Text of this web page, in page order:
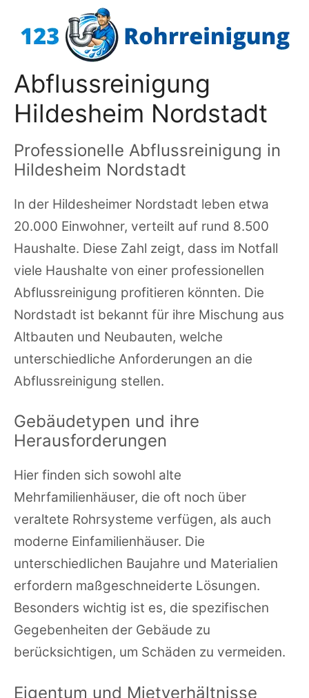
Inhalt
Abflussreinigung
Hildesheim Nordstadt
Professionelle Abflussreinigung in
Hildesheim Nordstadt
In der Hildesheimer Nordstadt leben etwa
20.000 Einwohner, verteilt auf rund 8.500
Haushalte. Diese Zahl zeigt, dass im Notfall
viele Haushalte von einer professionellen
Abflussreinigung profitieren könnten. Die
Nordstadt ist bekannt für ihre Mischung aus
Altbauten und Neubauten, welche
unterschiedliche Anforderungen an die
Abflussreinigung stellen.
Gebäudetypen und ihre
Herausforderungen
Hier finden sich sowohl alte
Mehrfamilienhäuser, die oft noch über
veraltete Rohrsysteme verfügen, als auch
moderne Einfamilienhäuser. Die
unterschiedlichen Baujahre und Materialien
erfordern maßgeschneiderte Lösungen.
Besonders wichtig ist es, die spezifischen
Gegebenheiten der Gebäude zu
berücksichtigen, um Schäden zu vermeiden.
Eigentum und Mietverhältnisse